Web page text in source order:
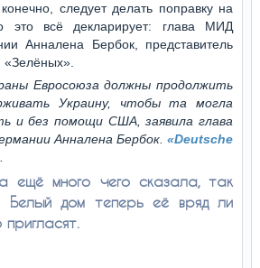
следует делать поправку на
это всё декларирует: глава МИД
Анналена Бербок, представитель
«Зелёных».
Евросоюза должны продолжить
Украину, чтобы та могла
и без помощи США, заявила глава
Анналена Бербок. «Deutsche
ещё много чего сказала, так
Белый дом теперь её вряд ли